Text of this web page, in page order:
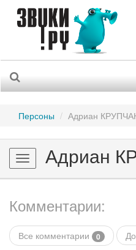
Персоны Адриан
Toggle
navigation
Адриан
Комментарии:
Все комментарии 0